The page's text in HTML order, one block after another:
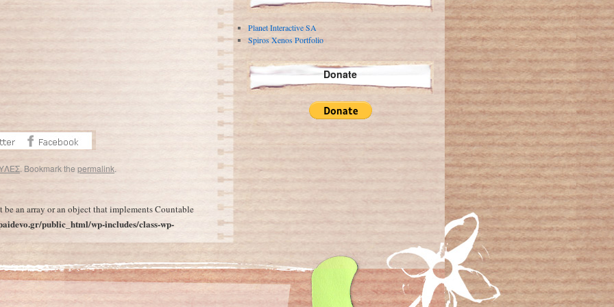
. Bookmark the permalink.
be an array or an object that implements Countable
public_html/wp-includes/class-wp-
Planet Interactive SA
Spiros Xenos Portfolio
Donate